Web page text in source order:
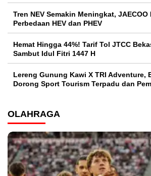
Tren NEV Semakin Meningkat, JAECOO
Perbedaan HEV dan PHEV
Hemat Hingga 44%! Tarif Tol JTCC
Sambut Idul Fitri 1447 H
Lereng Gunung Kawi X TRI Adventure,
Dorong Sport Tourism Terpadu dan
OLAHRAGA